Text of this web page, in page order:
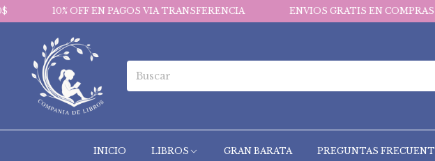
OFF EN PAGOS VIA TRANSFERENCIA ENVIOS GRATIS EN COMPRAS MAYORES
INICIO LIBROS GRAN BARATA PREGUNTAS